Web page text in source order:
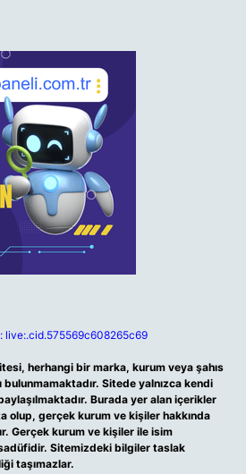
live:.cid.575569c608265c69
herhangi bir marka, kurum veya şahıs
Sitede yalnızca kendi
Burada yer alan içerikler
olup, gerçek kurum ve kişiler hakkında
Gerçek kurum ve kişiler ile isim
Sitemizdeki bilgiler taslak
taşımazlar.